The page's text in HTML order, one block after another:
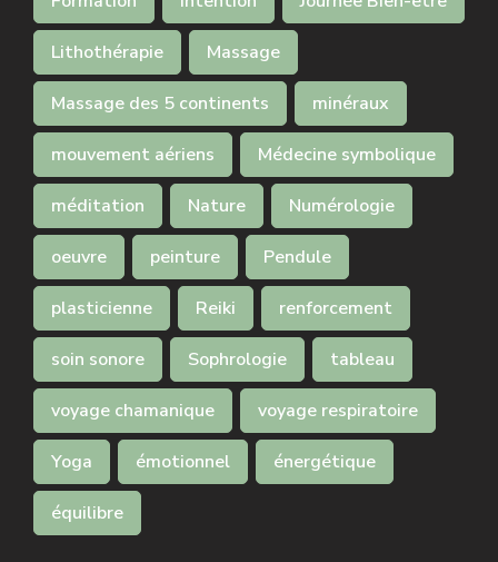
Lithothérapie Massage
Massage des 5 continents minéraux
mouvement aériens Médecine symbolique
méditation Nature Numérologie
oeuvre peinture Pendule
plasticienne Reiki renforcement
soin sonore Sophrologie tableau
voyage chamanique voyage respiratoire
Yoga émotionnel énergétique
équilibre